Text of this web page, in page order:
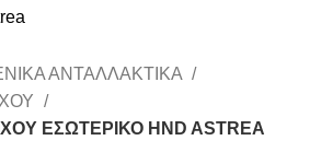
ΑΝΤΑΛΛΑΚΤΙΚΑ
ΕΣΩΤΕΡΙΚΟ HND ASTREA